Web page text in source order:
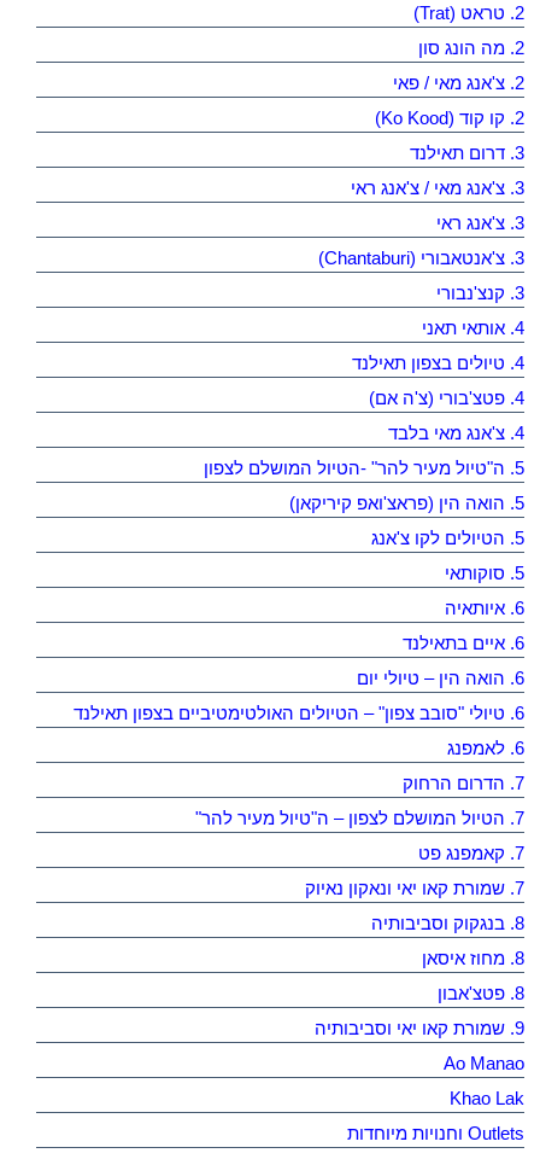
2. טראט (Trat)
2. מה הונג סון
2. צ'אנג מאי / פאי
2. קו קוד (Ko Kood)
3. דרום תאילנד
3. צ'אנג מאי / צ'אנג ראי
3. צ'אנג ראי
3. צ'אנטאבורי (Chantaburi)
3. קנצ'נבורי
4. אותאי תאני
4. טיולים בצפון תאילנד
4. פטצ'בורי (צ'ה אם)
4. צ'אנג מאי בלבד
5. ה"טיול מעיר להר" -הטיול המושלם לצפון
5. הואה הין (פראצ'ואפ קיריקאן)
5. הטיולים לקו צ'אנג
5. סוקותאי
6. איותאיה
6. איים בתאילנד
6. הואה הין – טיולי יום
6. טיולי "סובב צפון" – הטיולים האולטימטיביים בצפון תאילנד
6. לאמפנג
7. הדרום הרחוק
7. הטיול המושלם לצפון – ה"טיול מעיר להר"
7. קאמפנג פט
7. שמורת קאו יאי ונאקון נאיוק
8. בנגקוק וסביבותיה
8. מחוז איסאן
8. פטצ'אבון
9. שמורת קאו יאי וסביבותיה
Ao Manao
Khao Lak
Outlets וחנויות מיוחדות